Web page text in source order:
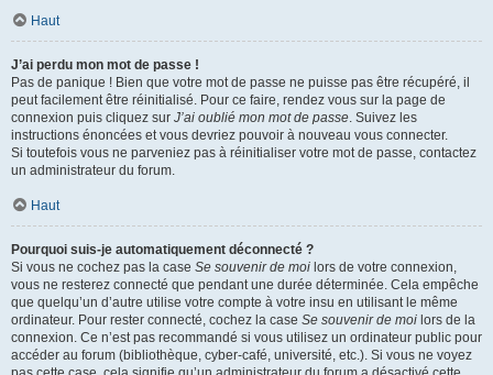
Haut
J’ai perdu mon mot de passe !
Pas de panique ! Bien que votre mot de passe ne puisse pas être récupéré, il
peut facilement être réinitialisé. Pour ce faire, rendez vous sur la page de
connexion puis cliquez sur J’ai oublié mon mot de passe. Suivez les
instructions énoncées et vous devriez pouvoir à nouveau vous connecter.
Si toutefois vous ne parveniez pas à réinitialiser votre mot de passe, contactez
un administrateur du forum.
Haut
Pourquoi suis-je automatiquement déconnecté ?
Si vous ne cochez pas la case Se souvenir de moi lors de votre connexion,
vous ne resterez connecté que pendant une durée déterminée. Cela empêche
que quelqu’un d’autre utilise votre compte à votre insu en utilisant le même
ordinateur. Pour rester connecté, cochez la case Se souvenir de moi lors de la
connexion. Ce n’est pas recommandé si vous utilisez un ordinateur public pour
accéder au forum (bibliothèque, cyber-café, université, etc.). Si vous ne voyez